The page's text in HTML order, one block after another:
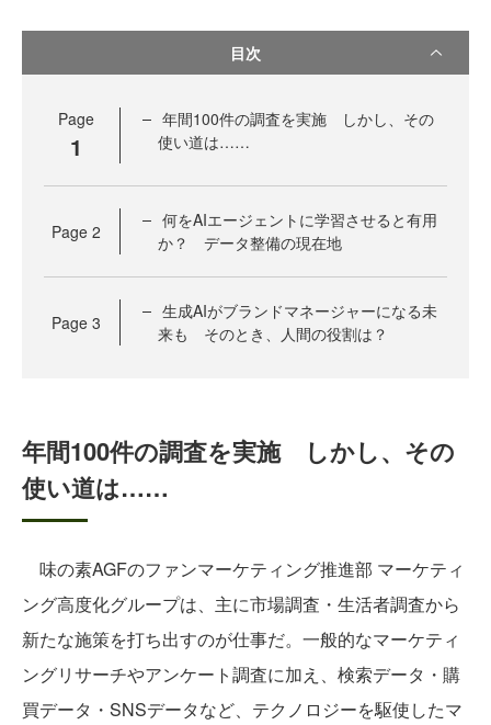
目次
Page
1
年間100件の調査を実施 しかし、その
使い道は……
Page 2
何をAIエージェントに学習させると有用
か？ データ整備の現在地
Page 3
生成AIがブランドマネージャーになる未
来も そのとき、人間の役割は？
年間100件の調査を実施 しかし、その
使い道は……
味の素AGFのファンマーケティング推進部 マーケティ
ング高度化グループは、主に市場調査・生活者調査から
新たな施策を打ち出すのが仕事だ。一般的なマーケティ
ングリサーチやアンケート調査に加え、検索データ・購
買データ・SNSデータなど、テクノロジーを駆使したマ